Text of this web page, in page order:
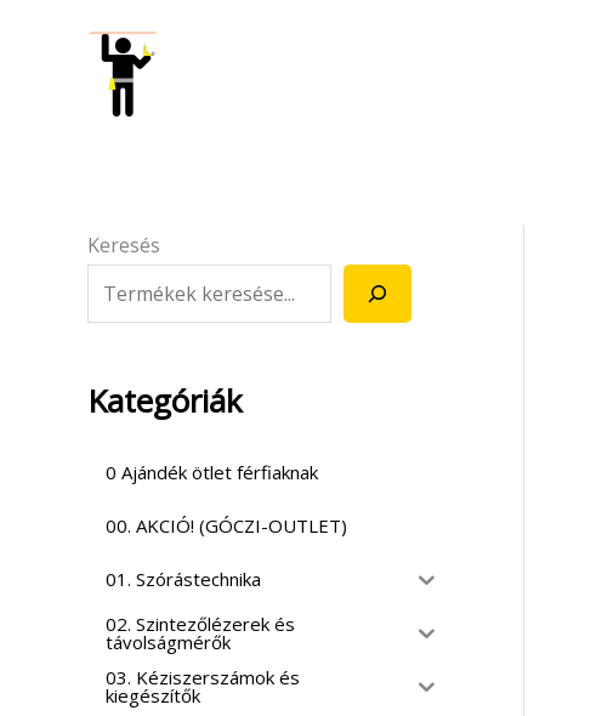
Keresés
Kategóriák
0 Ajándék ötlet férfiaknak
00. AKCIÓ! (GÓCZI-OUTLET)
01. Szórástechnika
02. Szintezőlézerek és
távolságmérők
03. Kéziszerszámok és
kiegészítők